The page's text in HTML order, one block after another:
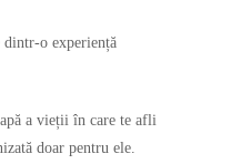
o experiență
a vieții în care te afli
doar pentru ele.